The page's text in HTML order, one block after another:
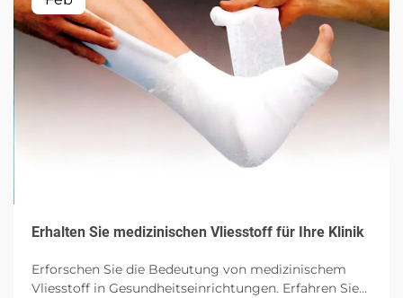
Erhalten Sie medizinischen Vliesstoff für Ihre Klinik
Erforschen Sie die Bedeutung von medizinischem
Vliesstoff in Gesundheitseinrichtungen. Erfahren Sie